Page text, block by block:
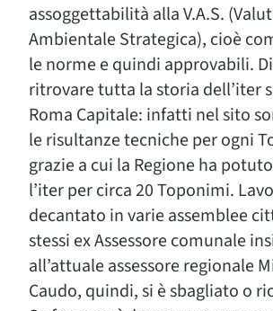
assoggettabilità alla V.A.S.
Ambientale Strategica), cioè
le norme e quindi approvabili.
ritrovare tutta la storia dell’iter
Roma Capitale: infatti nel sito
le risultanze tecniche per ogni
grazie a cui la Regione ha
l’iter per circa 20 Toponimi.
decantato in varie assemblee
stessi ex Assessore comunale
all’attuale assessore regionale
Caudo, quindi, si è sbagliato o